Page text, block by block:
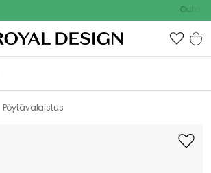
Outdoor
Pöytävalaistus